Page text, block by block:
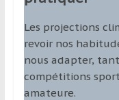
Les projections
revoir nos
nous adapter,
compétitions
amateure.